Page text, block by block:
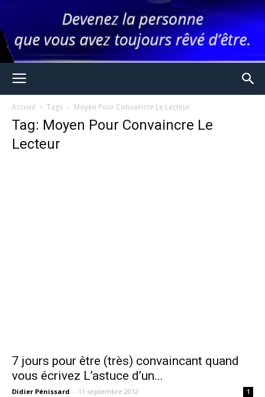
Accueil Tags Moyen Pour Convaincre Le Lecteur
Tag: Moyen Pour Convaincre Le
Lecteur
7 jours pour être (très) convaincant quand
vous écrivez L’astuce d’un...
Didier Pénissard - 11 septembre 2012 1